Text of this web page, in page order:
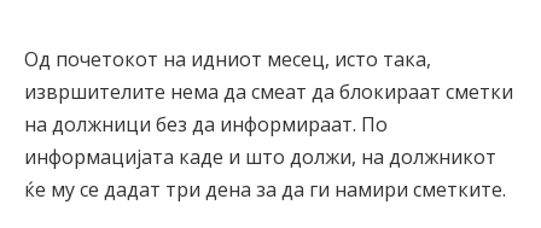
Од почетокот на идниот месец, исто така,
извршителите нема да смеат да блокираат сметки
на должници без да информираат. По
информацијата каде и што должи, на должникот
ќе му се дадат три дена за да ги намири сметките.